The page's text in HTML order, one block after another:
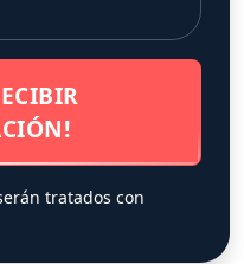
tratados con